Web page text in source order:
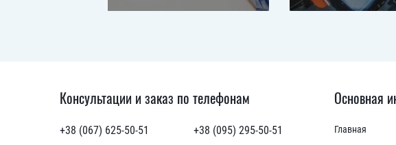
Консультации и заказ по телефонам
+38 (067) 625-50-51 +38 (095) 295-50-51
Основная
Главная